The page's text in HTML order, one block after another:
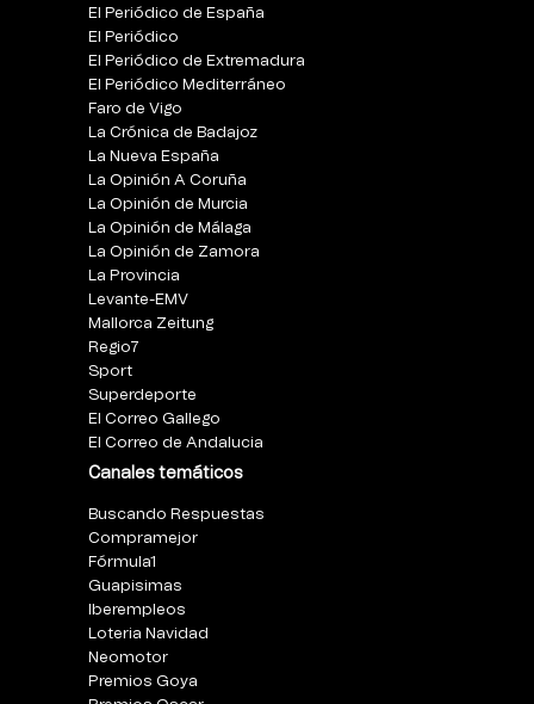
El Periódico de España
El Periódico
El Periódico de Extremadura
El Periódico Mediterráneo
Faro de Vigo
La Crónica de Badajoz
La Nueva España
La Opinión A Coruña
La Opinión de Murcia
La Opinión de Málaga
La Opinión de Zamora
La Provincia
Levante-EMV
Mallorca Zeitung
Regio7
Sport
Superdeporte
El Correo Gallego
El Correo de Andalucia
Canales temáticos
Buscando Respuestas
Compramejor
Fórmula1
Guapisimas
Iberempleos
Loteria Navidad
Neomotor
Premios Goya